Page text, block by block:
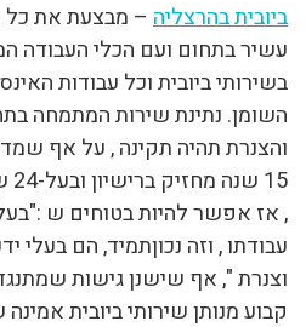
ביובית בהרצליה – מבצעת את כל
עשיר בתחום ועם הכלי העבודה
בשירותי ביובית וכל עבודות
השומן. נתינת שירות המתמחה
והצנרת תהיה תקינה , על אף
, אז אפשר להיות בטוחים ש
עבודתו , וזה נכוןתמיד, הם בעלי
וצנרת ", אף שישנן גישות
קבוע מנותן שירותי ביובית